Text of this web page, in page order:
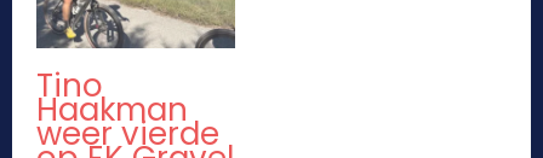
Tino
Haakman
weer vierde